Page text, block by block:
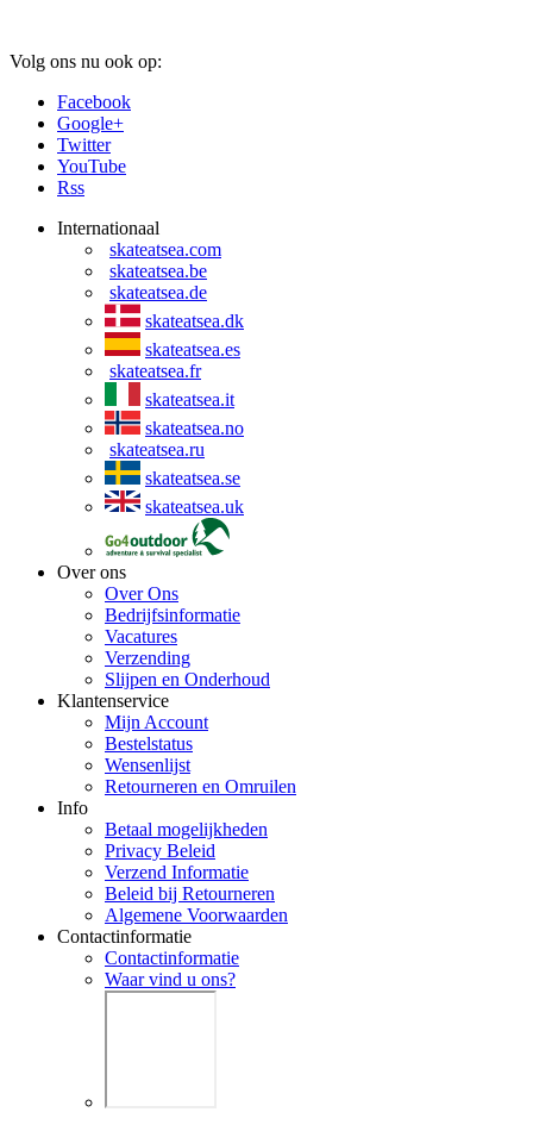
Volg ons nu ook op:
Facebook
Google+
Twitter
YouTube
Rss
Internationaal
skateatsea.com
skateatsea.be
skateatsea.de
skateatsea.dk
skateatsea.es
skateatsea.fr
skateatsea.it
skateatsea.no
skateatsea.ru
skateatsea.se
skateatsea.uk
Over ons
Over Ons
Bedrijfsinformatie
Vacatures
Verzending
Slijpen en Onderhoud
Klantenservice
Mijn Account
Bestelstatus
Wensenlijst
Retourneren en Omruilen
Info
Betaal mogelijkheden
Privacy Beleid
Verzend Informatie
Beleid bij Retourneren
Algemene Voorwaarden
Contactinformatie
Contactinformatie
Waar vind u ons?